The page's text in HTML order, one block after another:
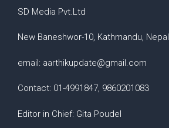
SD Media Pvt.Ltd
New Baneshwor-10, Kathmandu, Nepal
email: aarthikupdate@gmail.com
Contact: 01-4991847, 9860201083
Editor in Chief: Gita Poudel